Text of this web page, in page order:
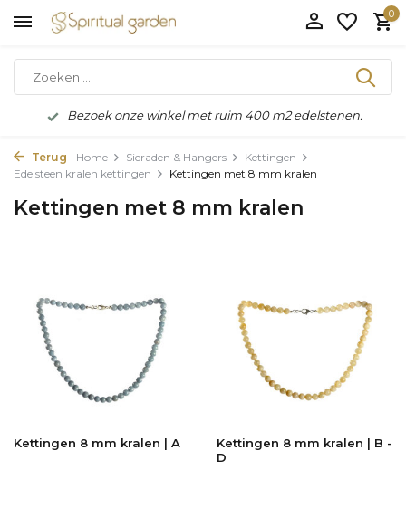
0
Bezoek onze winkel met ruim 400 m2 edelstenen.
Terug Home Sieraden & Hangers
Kettingen
Edelsteen kralen kettingen
Kettingen met 8 mm kralen
Kettingen met 8 mm kralen
Kettingen 8 mm kralen | A
Kettingen 8 mm kralen | B -
D